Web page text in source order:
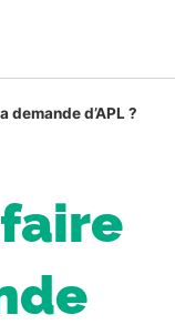
demande d’APL ?